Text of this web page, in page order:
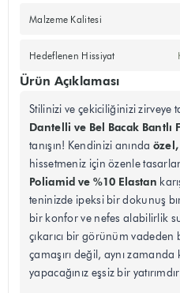
Malzeme Kalitesi
Hedeflenen Hissiyat
Ürün Açıklaması
Stilinizi ve çekiciliğinizi zirveye
Dantelli ve Bel Bacak Bantlı
tanışın! Kendinizi anında
hissetmeniz için özenle
Poliamid ve %10 Elastan
teninizde ipeksi bir dokunuş
bir konfor ve nefes alabilirlik
çıkarıcı bir görünüm
çamaşırı değil, aynı
yapacağınız eşsiz bir